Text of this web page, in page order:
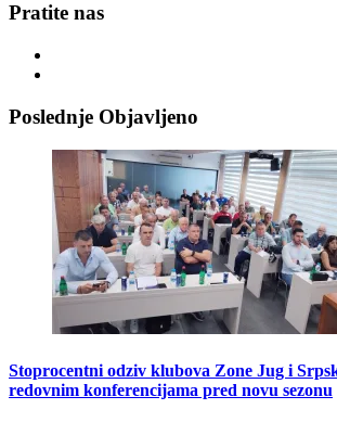
Pratite nas
Poslednje Objavljeno
Stoprocentni odziv klubova Zone Jug i
redovnim konferencijama pred novu sezonu